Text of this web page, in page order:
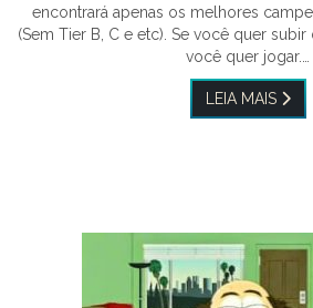
encontrará apenas os melhores
(Sem Tier B, C e etc). Se você quer
você quer jogar.…
LEIA MAIS